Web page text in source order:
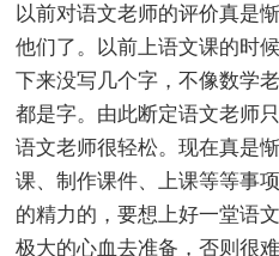
以前对语文老师的评价真是
他们了。以前上语文课的时
下来没写几个字，不像数学
都是字。由此断定语文老师
语文老师很轻松。现在真是
课、制作课件、上课等等事
的精力的，要想上好一堂语
极大的心血去准备，否则很